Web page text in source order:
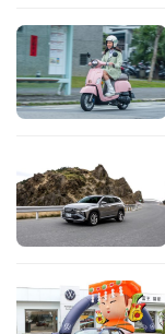
玩
C
A
R
https://